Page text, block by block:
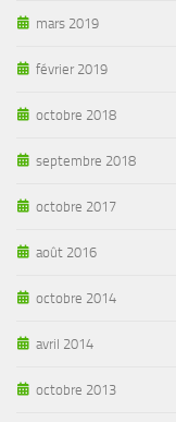
mars 2019
février 2019
octobre 2018
septembre 2018
octobre 2017
août 2016
octobre 2014
avril 2014
octobre 2013